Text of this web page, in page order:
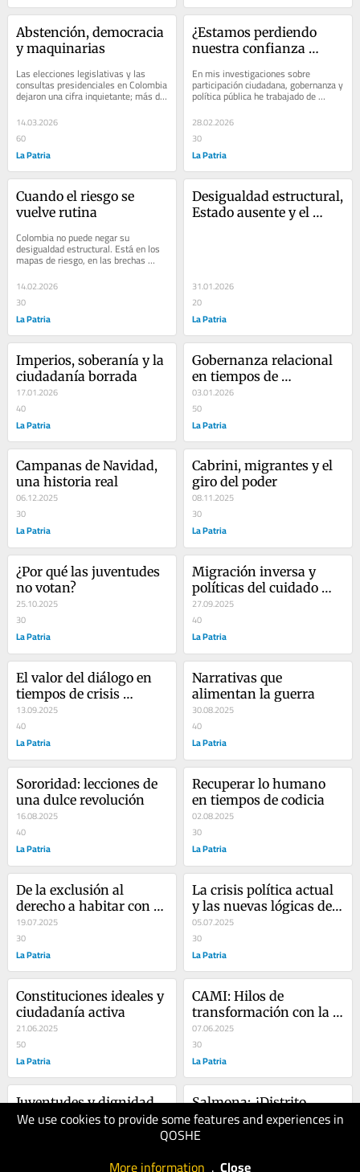
We use cookies to provide some features and experiences in
QOSHE
More information . Close
Abstención, democracia
y maquinarias
Las elecciones legislativas y las
consultas presidenciales en Colombia
dejaron una cifra inquietante; más de
la mitad del electorado decidió no...
14.03.2026
60
La Patria
¿Estamos perdiendo
nuestra confianza
En mis investigaciones sobre
participación ciudadana, gobernanza y
política pública he trabajado de
manera sistemática la teoría de la...
28.02.2026
30
La Patria
Cuando el riesgo se
vuelve rutina
Colombia no puede negar su
desigualdad estructural. Está en los
mapas de riesgo, en las brechas
rurales y urbanas, en la feminización
del trabajo no...
14.02.2026
30
La Patria
Desigualdad estructural,
Estado ausente y el
31.01.2026
20
La Patria
Imperios, soberanía y la
ciudadanía borrada
17.01.2026
40
La Patria
Gobernanza relacional
en tiempos de
democracia
fragmentada
03.01.2026
50
La Patria
Campanas de Navidad,
una historia real
06.12.2025
30
La Patria
Cabrini, migrantes y el
giro del poder
08.11.2025
30
La Patria
¿Por qué las juventudes
no votan?
25.10.2025
30
La Patria
Migración inversa y
políticas del cuidado
pendientes en Colombia
27.09.2025
40
La Patria
El valor del diálogo en
tiempos de crisis
democrática
13.09.2025
40
La Patria
Narrativas que
alimentan la guerra
30.08.2025
40
La Patria
Sororidad: lecciones de
una dulce revolución
16.08.2025
40
La Patria
Recuperar lo humano
en tiempos de codicia
02.08.2025
30
La Patria
De la exclusión al
derecho a habitar con
dignidad
19.07.2025
30
La Patria
La crisis política actual
y las nuevas lógicas de
las juventudes
05.07.2025
30
La Patria
Constituciones ideales y
ciudadanía activa
21.06.2025
50
La Patria
CAMI: Hilos de
transformación con la
niñez
07.06.2025
30
La Patria
Juventudes y dignidad
tras el sistema de
Salmona: ¿Distrito
Creativo sin ciudadanía
cultural?
10.05.2025
La Patria